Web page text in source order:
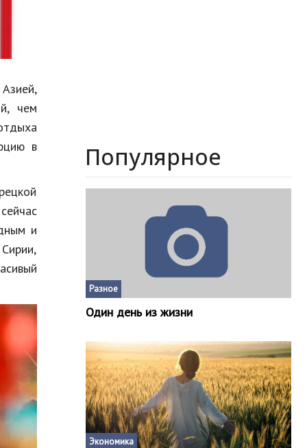
чем
в
и
Популярное
Разное
Один день из жизни
Экономика